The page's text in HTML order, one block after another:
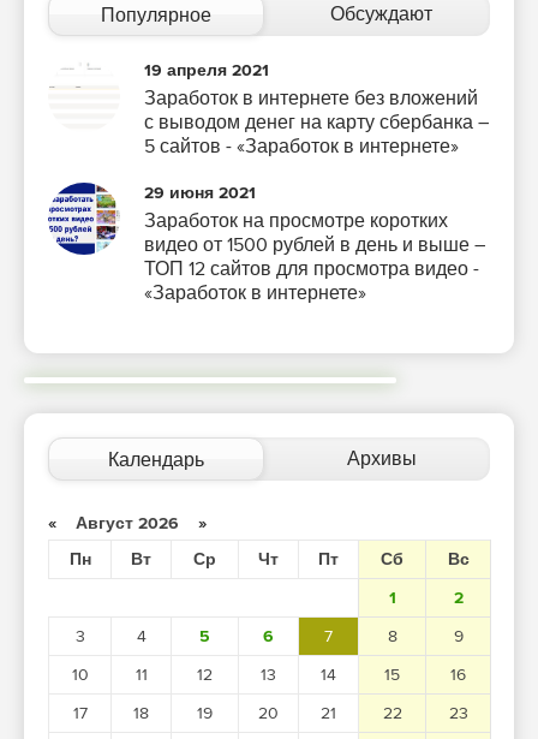
Популярное Обсуждают
19 апреля 2021
Заработок в интернете без вложений
с выводом денег на карту сбербанка –
5 сайтов - «Заработок в интернете»
29 июня 2021
Заработок на просмотре коротких
видео от 1500 рублей в день и выше –
ТОП 12 сайтов для просмотра видео -
«Заработок в интернете»
Календарь Архивы
« Август 2026 »
Пн
Вт Ср Чт Пт Сб
Вс
1
2
3
4 5 6 7 8
9
10
11 12 13 14 15
16
17
18 19 20 21 22
23